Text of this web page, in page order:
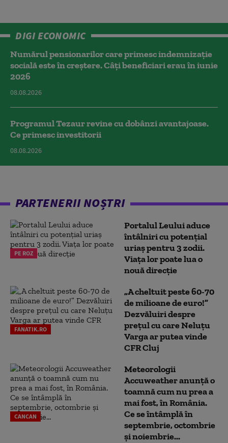
DIGI ECONOMIC
Numărul pensionarilor care primesc indemnizaţie
socială este în creștere. Câți beneficiari erau în iunie
2026
08.08.2026
Programul Tezaur revine cu dobânzi avantajoase.
Ce primesc investitorii
08.08.2026
PARTENERII NOȘTRI
PE ROZ
Portalul Leului aduce
întâlniri cu potențial
uriaș pentru 3 zodii.
Viața lor poate lua o
nouă direcție
FANATIK.RO
„A cheltuit peste 60-70
de milioane de euro!”
Dezvăluiri despre
prețul cu care Neluțu
Varga ar putea vinde
CFR Cluj
CANCAN
Meteorologii
Accuweather anunță o
toamnă cum nu prea a
mai fost, în România.
Ce se întâmplă în
septembrie, octombrie
și noiembrie...